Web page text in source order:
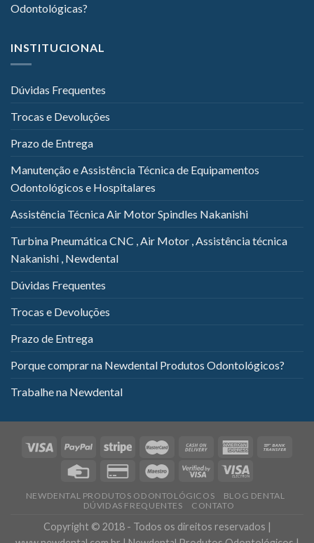
Odontológicas?
INSTITUCIONAL
Dúvidas Frequentes
Trocas e Devoluções
Prazo de Entrega
Manutenção e Assistência Técnica de Equipamentos
Odontológicos e Hospitalares
Assistência Técnica Air Motor Spindles Nakanishi
Turbina Pneumática CNC , Air Motor , Assistência técnica
Nakanishi , Newdental
Dúvidas Frequentes
Trocas e Devoluções
Prazo de Entrega
Porque comprar na Newdental Produtos Odontológicos?
Trabalhe na Newdental
NEWDENTAL PRODUTOS ODONTOLÓGICOS
BLOG DENTAL
DÚVIDAS FREQUENTES
CONTATO
Copyright © 2018 - Todos os direitos reservados |